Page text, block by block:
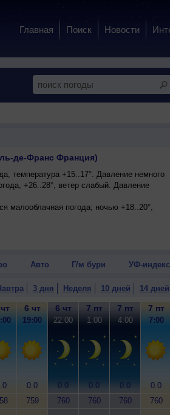
Главная Поиск Новости
де-Франс Франция)
температура +15..17°. Давление немного
+26..28°, ветер слабый. Давление
малооблачная погода; ночью +18..20°,
Авто Г/м бури УФ-индекс
3 дня Неделя 10 дней 14 дней
6 чт
19:00
0.0
759
6 чт
22:00
0.0
760
7 пт
1:00
0.0
760
7 пт
4:00
0.0
760
7 пт
7:00
0.0
760